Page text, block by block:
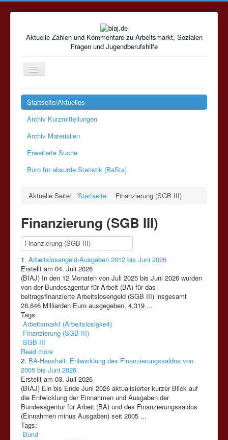
Aktuelle Zahlen und Kommentare zu Arbeitsmarkt, Sozialen
Fragen und Jugendberufshilfe
Navigation
an/aus
Startseite/Aktuelles
Archiv Kurzmitteilungen
Archiv Materialien
Erweiterte Suche
Büro für absurde Statistik (BaSta)
Aktuelle Seite: Startseite Finanzierung (SGB III)
Finanzierung (SGB III)
1. Arbeitslosengeld-Ausgaben 2012 bis Juni 2026
Erstellt am 04. Juli 2026
(BIAJ) In den 12 Monaten von Juli 2025 bis Juni 2026 wurden
von der Bundesagentur für Arbeit (BA) für das
beitragsfinanzierte Arbeitslosengeld (SGB III) insgesamt
28,646 Milliarden Euro ausgegeben, 4,319 ...
Tags:
Arbeitsmarkt (Arbeitslosigkeit)
Finanzierung (SGB III)
SGB III
Read more
2. BA-Haushalt: Entwicklung des Finanzierungssaldos von
2005 bis Juni 2026
Erstellt am 03. Juli 2026
(BIAJ) Ein bis Ende Juni 2026 aktualisierter kurzer Blick auf
die Entwicklung der Einnahmen und Ausgaben der
Bundesagentur für Arbeit (BA) und des Finanzierungssaldos
(Einnahmen minus Ausgaben) seit 2005 ...
Tags:
Bund